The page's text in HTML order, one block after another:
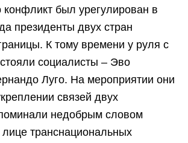
конфликт был урегулирован в
президенты двух стран
К тому времени у руля с
социалисты – Эво
Луго. На мероприятии они
связей двух
недобрым словом
транснациональных